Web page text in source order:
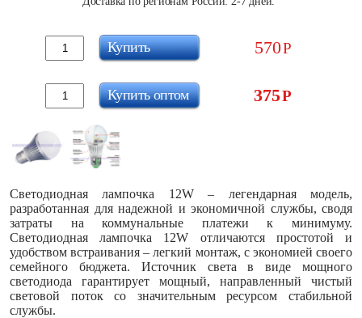
570Р
Купить
375Р
Купить оптом
Светодиодная лампочка 12W – легендарная модель,
разработанная для надежной и экономичной службы, сводя
затраты на коммунальные платежи к минимуму.
Светодиодная лампочка 12W отличаются простотой и
удобством встраивания – легкий монтаж, с экономией своего
семейного бюджета. Источник света в виде мощного
светодиода гарантирует мощный, направленный чистый
световой поток со значительным ресурсом стабильной
службы.